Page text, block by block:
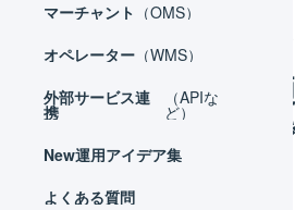
マーチャント （OMS）
オペレーター （WMS）
外部サービス連
携
（APIな
ど）
New運用アイデア集
よくある質問
商品エイリ
したとおり
いのはなぜ